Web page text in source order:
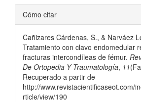
Detalles
del
artículo
Cómo citar
Cañizares Cárdenas, S., & Narváez
Tratamiento con clavo endomedular
fracturas intercondíleas de fémur.
De Ortopedia Y Traumatología, 11
Recuperado a partir de
http://www.revistacientificaseot.com/
rticle/view/190